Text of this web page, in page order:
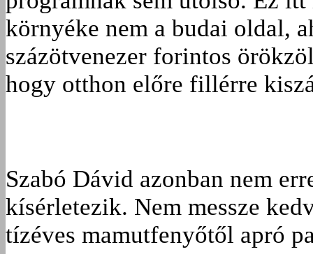
környéke nem a budai oldal,
százötvenezer forintos
hogy otthon előre fillérre
Szabó Dávid azonban nem
kísérletezik. Nem messze
tízéves mamutfenyőtől apró